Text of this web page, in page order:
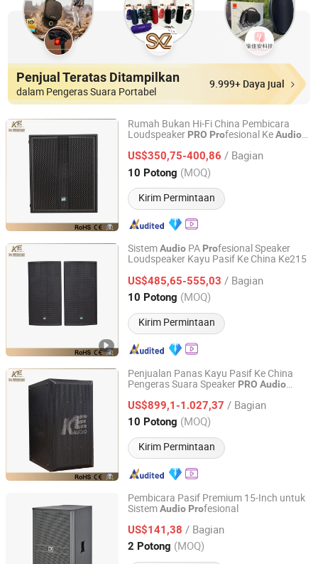
Penjual Teratas Ditampilkan
dalam Pengeras Suara Portabel
9.999+ Daya jual
Rumah Bukan Hi-Fi China Pembicara
Loudspeaker PRO Profesional KeAudio
US$350,75-400,86 / Bagian
10 Potong (MOQ)
Kirim Permintaan
Guangzhou Ke Audio Equipment Co., Ltd.
Guangdong, China Harga mulai 2025
SistemAudio PA Profesional Speaker
Loudspeaker Kayu Pasif Ke China Ke215
US$485,65-555,03 / Bagian
10 Potong (MOQ)
Kirim Permintaan
Guangzhou Ke Audio Equipment Co., Ltd.
Guangdong, China Harga mulai 2025
Penjualan Panas Kayu Pasif Ke China
Pengeras Suara Speaker PRO Audio
US$899,1-1.027,37 / Bagian
10 Potong (MOQ)
Kirim Permintaan
Guangzhou Ke Audio Equipment Co., Ltd.
Guangdong, China Harga mulai 2025
Pembicara Pasif Premium 15-Inch untuk
SistemAudio Profesional
US$141,38 / Bagian
2 Potong (MOQ)
Jiangmen Shengdong Electronic Technology Co., Ltd
Guangdong, China Harga mulai 2025